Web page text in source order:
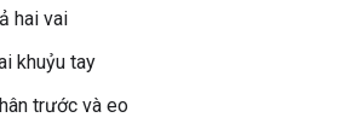
hai vai
khuỷu tay
trước và eo